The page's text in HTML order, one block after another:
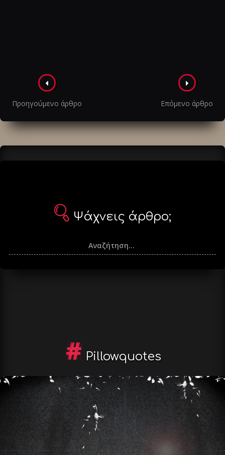
Πλοήγηση
στα
άρθρα
Προηγούμενο άρθρο Επόμενο άρθρο
Ψάχνεις άρθρο;
Pillowquotes